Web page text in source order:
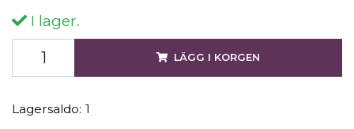
I lager.
LÄGG I KORGEN
Lagersaldo: 1